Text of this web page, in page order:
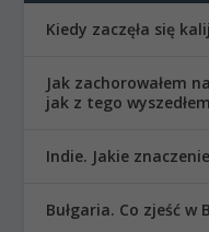
Kiedy zaczęła się
Jak zachorowałem
jak z tego
Indie. Jakie
Bułgaria. Co zjeść w